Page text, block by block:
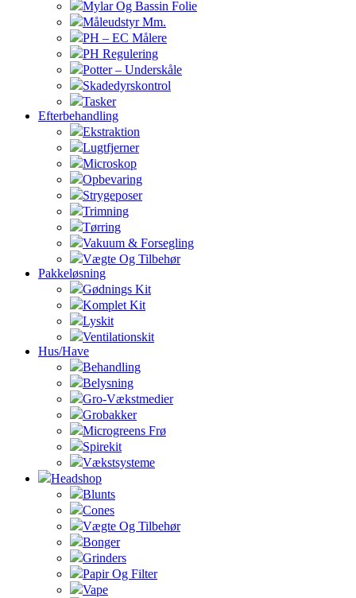
Mylar Og Bassin Folie
Måleudstyr Mm.
PH – EC Målere
PH Regulering
Potter – Underskåle
Skadedyrskontrol
Tasker
Efterbehandling
Ekstraktion
Lugtfjerner
Microskop
Opbevaring
Strygeposer
Trimning
Tørring
Vakuum & Forsegling
Vægte Og Tilbehør
Pakkeløsning
Gødnings Kit
Komplet Kit
Lyskit
Ventilationskit
Hus/Have
Behandling
Belysning
Gro-Vækstmedier
Grobakker
Microgreens Frø
Spirekit
Vækstsysteme
Headshop
Blunts
Cones
Vægte Og Tilbehør
Bonger
Grinders
Papir Og Filter
Vape